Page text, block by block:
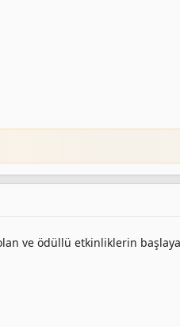
olan ve ödüllü etkinliklerin